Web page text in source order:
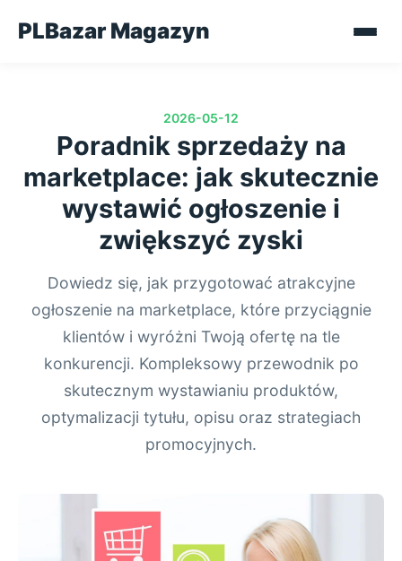
PLBazar Magazyn
2026-05-12
Poradnik sprzedaży na
marketplace: jak skutecznie
wystawić ogłoszenie i
zwiększyć zyski
Dowiedz się, jak przygotować atrakcyjne
ogłoszenie na marketplace, które przyciągnie
klientów i wyróżni Twoją ofertę na tle
konkurencji. Kompleksowy przewodnik po
skutecznym wystawianiu produktów,
optymalizacji tytułu, opisu oraz strategiach
promocyjnych.